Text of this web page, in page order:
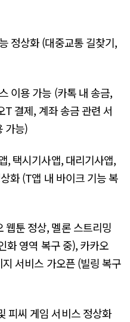
정상화 (대중교통 길찾기,
이용 가능 (카톡 내 송금,
결제, 계좌 송금 관련 서
가능)
, 택시기사앱, 대리기사앱,
화 (T앱 내 바이크 기능 복
툰 정상, 멜론 스트리밍
화 영역 복구 중), 카카오
서비스 가오픈 (빌링 복구
피씨 게임 서비스 정상화